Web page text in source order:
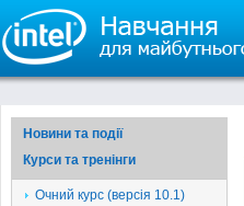
Новини та події
Курси та тренінги
Очний курс (версія 10.1)